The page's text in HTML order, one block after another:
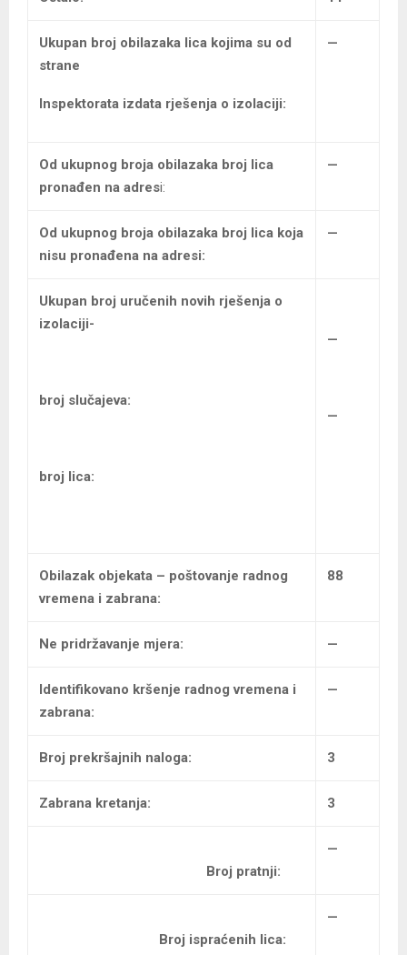
Ukupan broj obilazaka lica kojima su od
strane
Inspektorata izdata rješenja o izolaciji:
—
Od ukupnog broja obilazaka broj lica
pronađen na adresi:
—
Od ukupnog broja obilazaka broj lica koja
nisu pronađena na adresi:
—
Ukupan broj uručenih novih rješenja o
izolaciji-
broj slučajeva:
broj lica:
—
—
Obilazak objekata – poštovanje radnog
vremena i zabrana:
88
Ne pridržavanje mjera: —
Identifikovano kršenje radnog vremena i
zabrana:
—
Broj prekršajnih naloga: 3
Zabrana kretanja: 3
Broj pratnji:
—
Broj ispraćenih lica:
—